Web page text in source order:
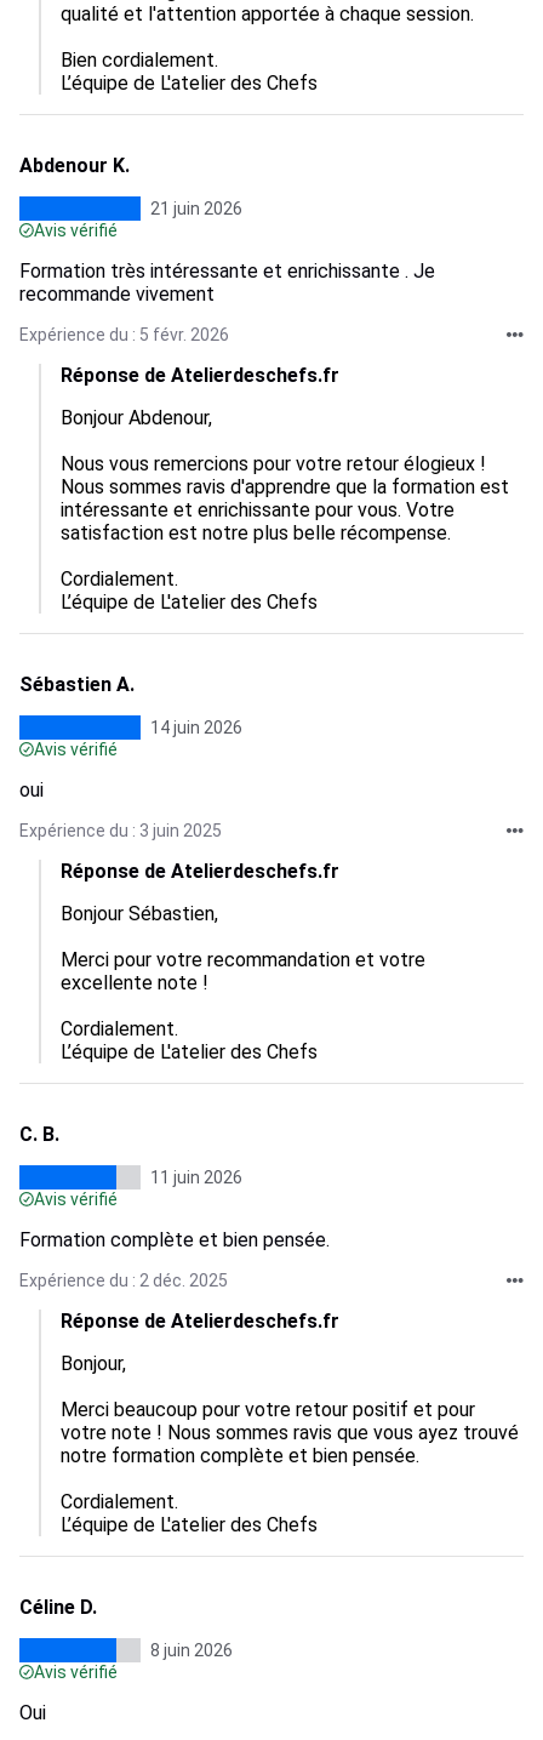
qualité et l'attention apportée à chaque session.
Bien cordialement.
L’équipe de L'atelier des Chefs
Abdenour K.
21 juin 2026
Avis vérifié
Formation très intéressante et enrichissante . Je
recommande vivement
Expérience du : 5 févr. 2026
Réponse de Atelierdeschefs.fr
Bonjour Abdenour,
Nous vous remercions pour votre retour élogieux !
Nous sommes ravis d'apprendre que la formation est
intéressante et enrichissante pour vous. Votre
satisfaction est notre plus belle récompense.
Cordialement.
L’équipe de L'atelier des Chefs
Sébastien A.
14 juin 2026
Avis vérifié
oui
Expérience du : 3 juin 2025
Réponse de Atelierdeschefs.fr
Bonjour Sébastien,
Merci pour votre recommandation et votre
excellente note !
Cordialement.
L’équipe de L'atelier des Chefs
C. B.
11 juin 2026
Avis vérifié
Formation complète et bien pensée.
Expérience du : 2 déc. 2025
Réponse de Atelierdeschefs.fr
Bonjour,
Merci beaucoup pour votre retour positif et pour
votre note ! Nous sommes ravis que vous ayez trouvé
notre formation complète et bien pensée.
Cordialement.
L’équipe de L'atelier des Chefs
Céline D.
8 juin 2026
Avis vérifié
Oui